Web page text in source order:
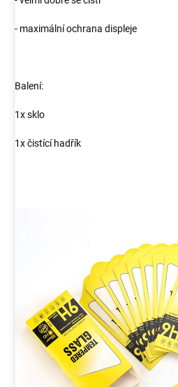
- maximální ochrana displeje
Balení:
1x sklo
1x čistící hadřík